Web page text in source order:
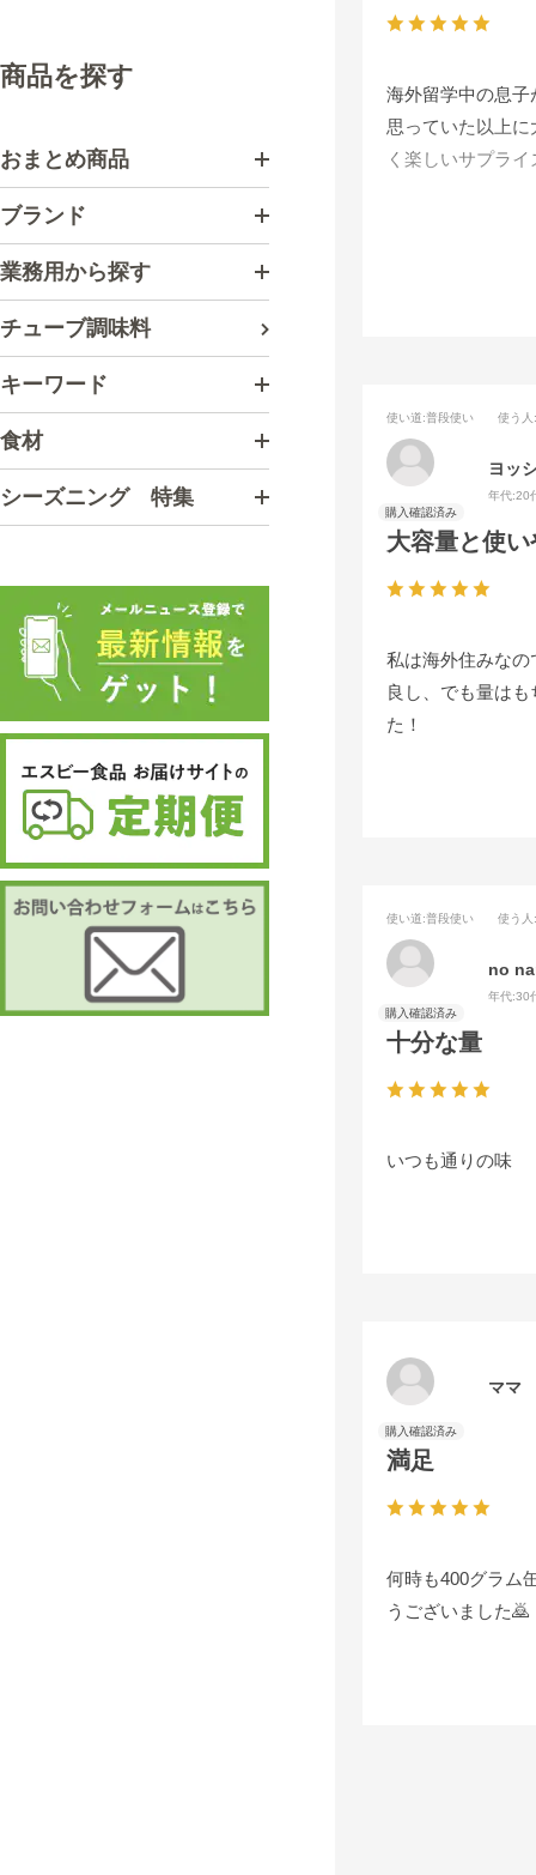
商品を探す
おまとめ商品
ブランド
業務用から探す
チューブ調味料
キーワード
食材
シーズニング 特集
海外留学中の息
思っていた以上
く楽しいサプラ
大容量と使
使い道:普段使い 使う人
ヨッ
年代:20
私は海外住みな
良し、でも量は
た！
十分な量
使い道:普段使い 使う人
no
年代:30
いつも通りの味
満足
ママ
何時も400グラム
うございました🙇